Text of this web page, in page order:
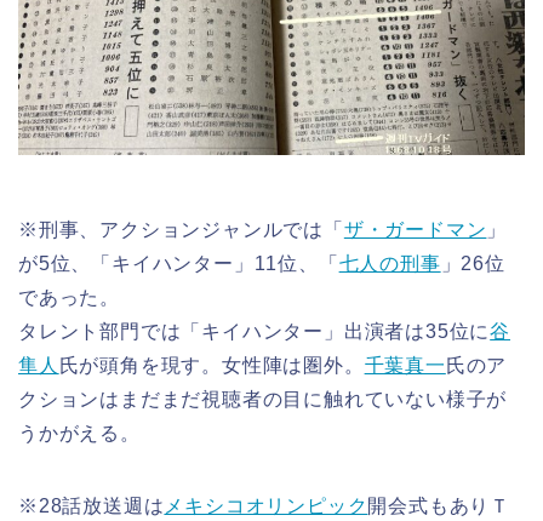
※刑事、アクションジャンルでは「 ザ・ガードマン 」
が5位、「キイハンター」11位、「 七人の刑事 」26位
であった。
タレント部門では「キイハンター」出演者は35位に谷
隼人 氏が頭角を現す。女性陣は圏外。 千葉真一 氏のア
クションはまだまだ視聴者の目に触れていない様子が
うかがえる。
※28話放送週は メキシコオリンピック 開会式もありＴ